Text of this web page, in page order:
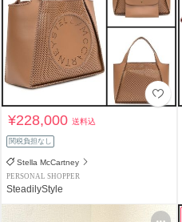
¥228,000送料込
関税負担なし
Stella McCartney
PERSONAL SHOPPER
SteadilyStyle